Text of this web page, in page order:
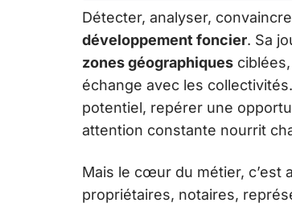
Détecter, analyser,
développement foncier. Sa
zones géographiques
échange avec les
potentiel, repérer une
attention constante nourrit
Mais le cœur du métier, c’est
propriétaires, notaires,